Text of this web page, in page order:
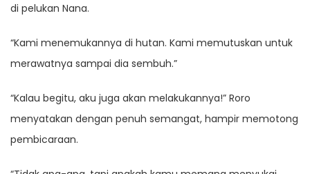
di pelukan Nana.
“Kami menemukannya di hutan. Kami memutuskan untuk
merawatnya sampai dia sembuh.”
“Kalau begitu, aku juga akan melakukannya!” Roro
menyatakan dengan penuh semangat, hampir memotong
pembicaraan.